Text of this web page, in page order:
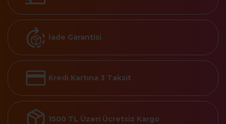
İade Garantisi
Kredi Kartına 3 Taksit
1500 TL Üzeri Ücretsiz Kargo